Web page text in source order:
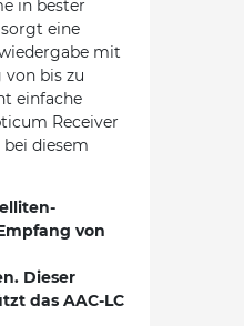
in bester
eine
mit
von bis zu
einfache
Receiver
diesem
von
Dieser
das AAC-LC